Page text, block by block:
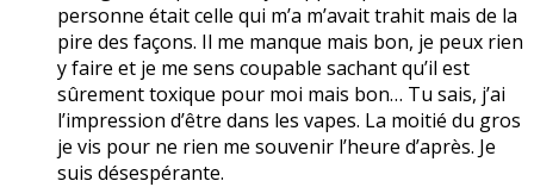
personne était celle qui m’a m’avait trahit mais de la
pire des façons. Il me manque mais bon, je peux rien
y faire et je me sens coupable sachant qu’il est
sûrement toxique pour moi mais bon… Tu sais, j’ai
l’impression d’être dans les vapes. La moitié du gros
je vis pour ne rien me souvenir l’heure d’après. Je
suis désespérante.